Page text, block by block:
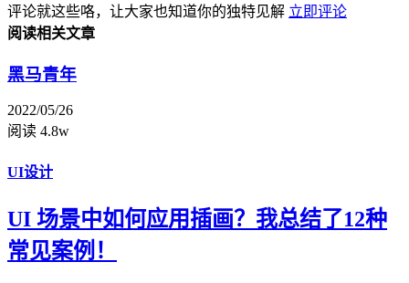
评论就这些咯，让大家也知道你的独特见解 立即评论
阅读相关文章
黑马青年
2022/05/26
阅读 4.8w
UI设计
UI 场景中如何应用插画？我总结了12种
常见案例！